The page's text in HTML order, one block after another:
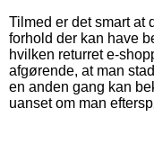
Tilmed er det smart at
forhold der kan have
hvilken returret e-
afgørende, at man
en anden gang kan
uanset om man